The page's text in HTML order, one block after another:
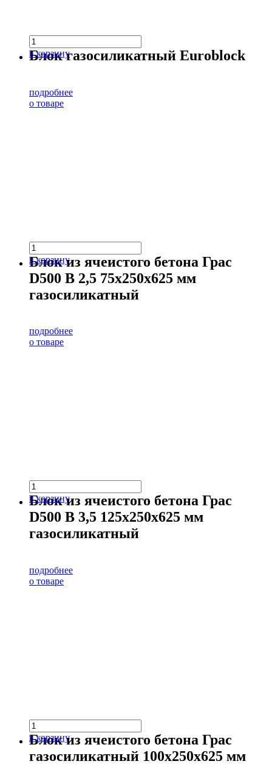
в корзину
Блок газосиликатный Euroblock
подробнее
о товаре
в корзину
Блок из ячеистого бетона Грас
D500 В 2,5 75х250х625 мм
газосиликатный
подробнее
о товаре
в корзину
Блок из ячеистого бетона Грас
D500 В 3,5 125х250х625 мм
газосиликатный
подробнее
о товаре
в корзину
Блок из ячеистого бетона Грас
газосиликатный 100х250х625 мм